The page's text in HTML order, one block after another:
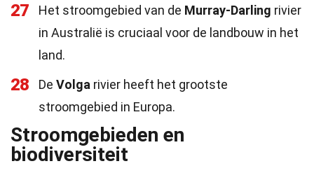
27 Het stroomgebied van de Murray-Darling rivier
in Australië is cruciaal voor de landbouw in het
land.
28 De Volga rivier heeft het grootste
stroomgebied in Europa.
Stroomgebieden en
biodiversiteit